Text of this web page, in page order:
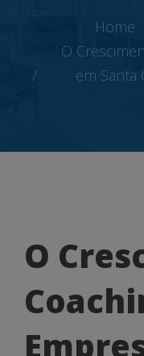
Home
O
em Santa
O
do
Coaching
O